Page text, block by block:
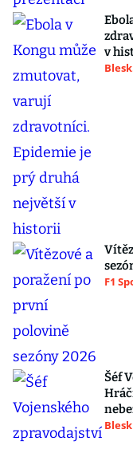
v
F1
Šéf